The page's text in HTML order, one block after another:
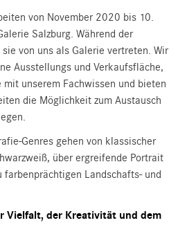
von November 2020 bis 10.
Salzburg. Während der
von uns als Galerie vertreten. Wir
Ausstellungs und Verkaufsfläche,
unserem Fachwissen und bieten
die Möglichkeit zum Austausch
Genres gehen von klassischer
über ergreifende Portrait
farbenprächtigen Landschafts- und
Vielfalt, der Kreativität und dem